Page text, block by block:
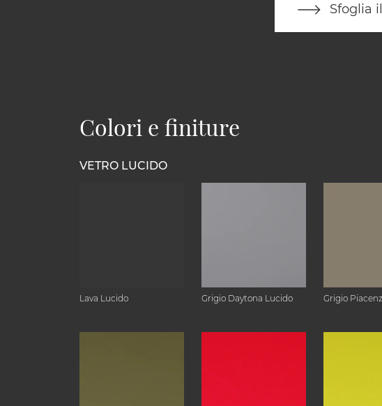
Sfoglia
Colori e finiture
VETRO LUCIDO
Lava Lucido Grigio Daytona Lucido Grigio